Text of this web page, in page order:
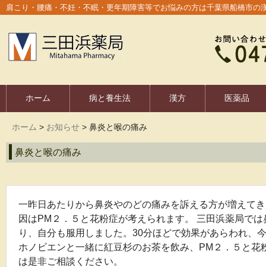
肩こり・腰痛・不妊・不眠・更年期障害等でお悩みの方は千葉県船橋市
ホーム 病と養生法 漢方 医薬品
ホーム > お知らせ > 鼻炎と喉の痛み
鼻炎と喉の痛み
一昨日あたりから鼻炎やのどの痛みを訴える方が増えて
因はPM２．５と花粉症が考えられます。 三田浜薬局で
り、自分も服用しました。30分ほどで効果があらわれ、
ホノビエンと一緒に紅豆杉のお茶を飲み、PM２．５と
は是非ご相談ください。